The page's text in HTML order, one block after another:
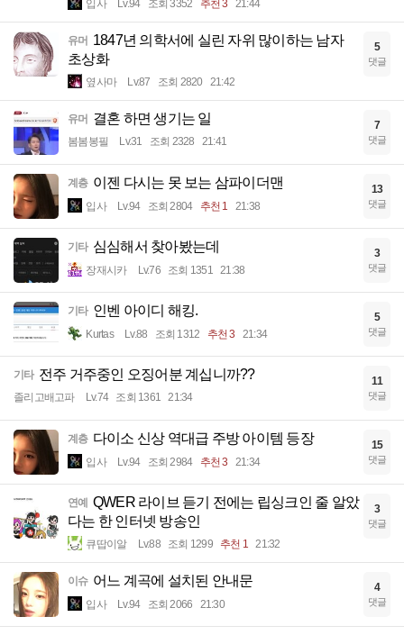
입사 Lv.94 조회 3352 추천 3 21:44
유머 1847년 의학서에 실린 자위 많이하는 남자
초상화
옆사마 Lv.87 조회 2820 21:42
5
댓글
유머 결혼 하면 생기는 일
봄봄봉필 Lv.31 조회 2328 21:41
7
댓글
계층 이젠 다시는 못 보는 삼파이더맨
입사 Lv.94 조회 2804 추천 1 21:38
13
댓글
기타 심심해서 찾아봤는데
장재시카 Lv.76 조회 1351 21:38
3
댓글
기타 인벤 아이디 해킹.
Kurtas Lv.88 조회 1312 추천 3 21:34
5
댓글
기타 전주 거주중인 오징어분 계십니까??
졸리고배고파 Lv.74 조회 1361 21:34
11
댓글
계층 다이소 신상 역대급 주방 아이템 등장
입사 Lv.94 조회 2984 추천 3 21:34
15
댓글
연예 QWER 라이브 듣기 전에는 립싱크인 줄 알았
다는 한 인터넷 방송인
큐땁이알 Lv.88 조회 1299 추천 1 21:32
3
댓글
이슈 어느 계곡에 설치된 안내문
입사 Lv.94 조회 2066 21:30
4
댓글